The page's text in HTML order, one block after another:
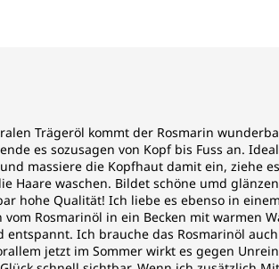
von 5 von 5 Sternen
Trägeröl kommt der Rosmarin
es sozusagen von Kopf bis Fuss an.
massiere die Kopfhaut damit ein, ziehe
Haare waschen. Bildet schöne umd
hohe Qualität! Ich liebe es ebenso in
Rosmarinöl in ein Becken mit warmen
Ich brauche das Rosmarinöl
jetzt im Sommer wirkt es gegen